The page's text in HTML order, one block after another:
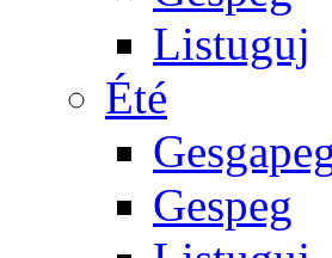
Listuguj
Été
Gespeg